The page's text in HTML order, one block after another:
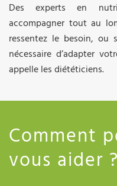
Des experts en
accompagner tout au
ressentez le besoin, ou
nécessaire d’adapter
appelle les diététiciens.
Comment
vous aider ?